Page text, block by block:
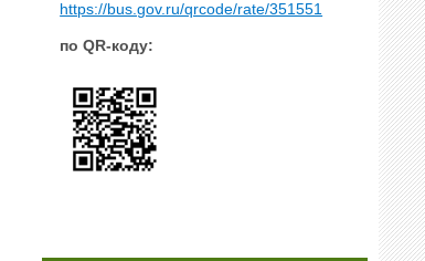
https://bus.gov.ru/qrcode/rate/351551
по QR-коду: